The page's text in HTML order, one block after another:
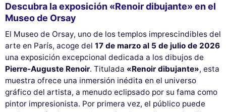
Descubra la exposición «Renoir dibujante» en el
Museo de Orsay
El Museo de Orsay, uno de los templos imprescindibles del
arte en París, acoge del 17 de marzo al 5 de julio de 2026
una exposición excepcional dedicada a los dibujos de
Pierre-Auguste Renoir. Titulada «Renoir dibujante», esta
muestra ofrece una inmersión inédita en el universo
gráfico del artista, a menudo eclipsado por su fama como
pintor impresionista. Por primera vez, el público puede